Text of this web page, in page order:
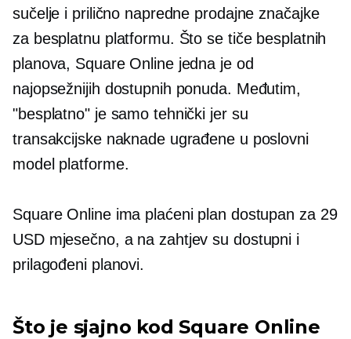
sučelje i prilično napredne prodajne značajke
za besplatnu platformu. Što se tiče besplatnih
planova, Square Online jedna je od
najopsežnijih dostupnih ponuda. Međutim,
"besplatno" je samo tehnički jer su
transakcijske naknade ugrađene u poslovni
model platforme.
Square Online ima plaćeni plan dostupan za 29
USD mjesečno, a na zahtjev su dostupni i
prilagođeni planovi.
Što je sjajno kod Square Online